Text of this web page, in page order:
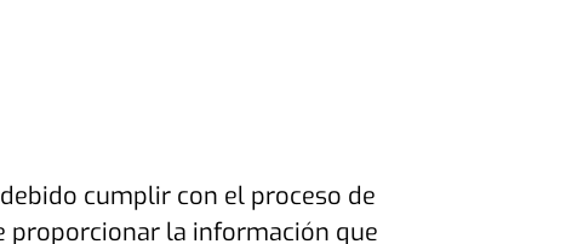
cumplir con el proceso de
proporcionar la información que